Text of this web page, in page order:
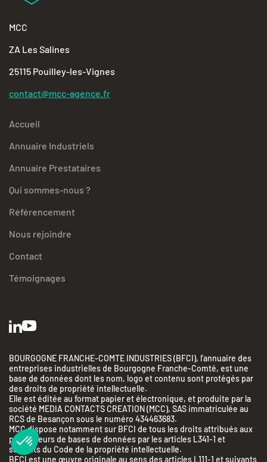
MCC
ZA Les Salines
25115 Pouilley-les-Vignes
contact@mcc-agence.fr
Accueil
Annuaire Industriels
Annuaire Prestataires
Qui sommes-nous ?
Référencement
Nous rejoindre
Contact
Témoignages
BOURGOGNE FRANCHE-COMTE INDUSTRIES (BFCI), l’annuaire des
entreprises industrielles de Bourgogne Franche-Comté, est une
base de données dont les nom, logo et contenu sont protégés par
des droits de propriété intellectuelle.
Elle est éditée au format papier et électronique, et produite par la
société MEDIA CONTACTS CREATION (MCC), SAS immatriculée au
RCS de Besançon sous le numéro 434463683.
MCC dispose notamment sur BFCI de tous les droits attribués aux
producteurs de bases de données par les articles L341-1 et
suivants du Code de la propriété intellectuelle.
BFCI est une œuvre originale au sens des articles L111-1 et suivants